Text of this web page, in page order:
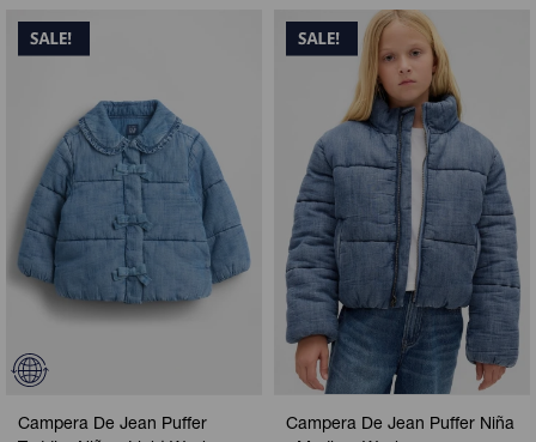
Campera De Jean Puffer
Campera De Jean Puffer Niña